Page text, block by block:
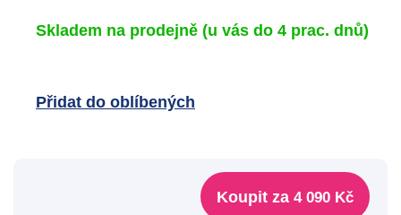
Skladem na prodejně (u vás do 4 prac. dnů)
Přidat do oblíbených
Koupit za 4 090 Kč